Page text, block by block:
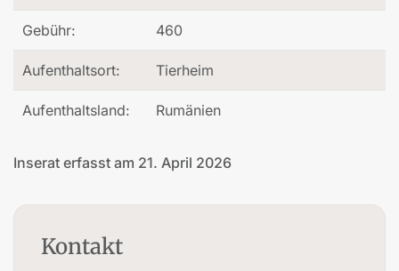
Gebühr: 460
Aufenthaltsort: Tierheim
Aufenthaltsland: Rumänien
Inserat erfasst am 21. April 2026
Kontakt